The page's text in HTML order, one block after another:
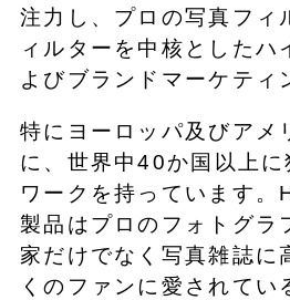
注力し、プロの写真フィ
ィルターを中核としたハ
よびブランドマーケティ
特にヨーロッパ及びアメ
に、世界中40か国以上に
ワークを持っています。
製品はプロのフォトグラ
家だけでなく写真雑誌に
くのファンに愛されてい